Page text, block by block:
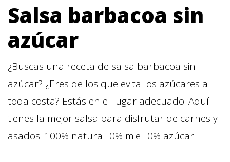
Salsa barbacoa sin
azúcar
¿Buscas una receta de salsa barbacoa sin
azúcar? ¿Eres de los que evita los azúcares a
toda costa? Estás en el lugar adecuado. Aquí
tienes la mejor salsa para disfrutar de carnes y
asados. 100% natural. 0% miel. 0% azúcar.